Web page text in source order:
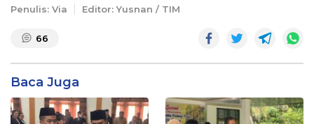
Penulis: Via Editor: Yusnan / TIM
66
Baca Juga